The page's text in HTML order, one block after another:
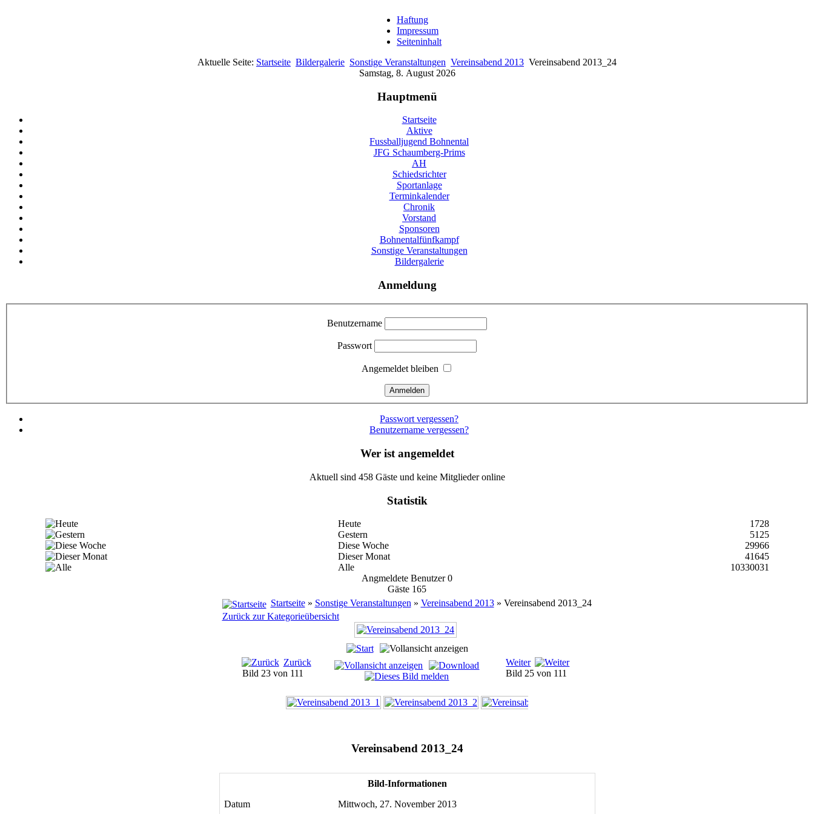
Haftung
Impressum
Seiteninhalt
Aktuelle Seite: Startseite Bildergalerie Sonstige Veranstaltungen Vereinsabend 2013 Vereinsabend 2013_24
Samstag, 8. August 2026
Hauptmenü
Startseite
Aktive
Fussballjugend Bohnental
JFG Schaumberg-Prims
AH
Schiedsrichter
Sportanlage
Terminkalender
Chronik
Vorstand
Sponsoren
Bohnentalfünfkampf
Sonstige Veranstaltungen
Bildergalerie
Anmeldung
Benutzername
Passwort
Angemeldet bleiben
Passwort vergessen?
Benutzername vergessen?
Wer ist angemeldet
Aktuell sind 458 Gäste und keine Mitglieder online
Statistik
Heute
1728
Gestern
5125
Diese Woche
29966
Dieser Monat
41645
Alle
10330031
Angmeldete Benutzer 0
Gäste 165
Startseite» Sonstige Veranstaltungen » Vereinsabend 2013» Vereinsabend 2013_24
Zurück zur Kategorieübersicht
Zurück
Bild 23 von 111
Weiter
Bild 25 von 111
Vereinsabend 2013_24
Bild-Informationen
Datum Mittwoch, 27. November 2013